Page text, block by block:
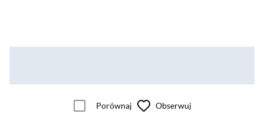
Porównaj Obserwuj